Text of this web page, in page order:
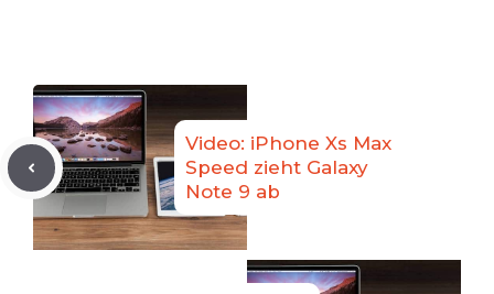
Video: iPhone Xs Max
Speed zieht Galaxy
Note 9 ab